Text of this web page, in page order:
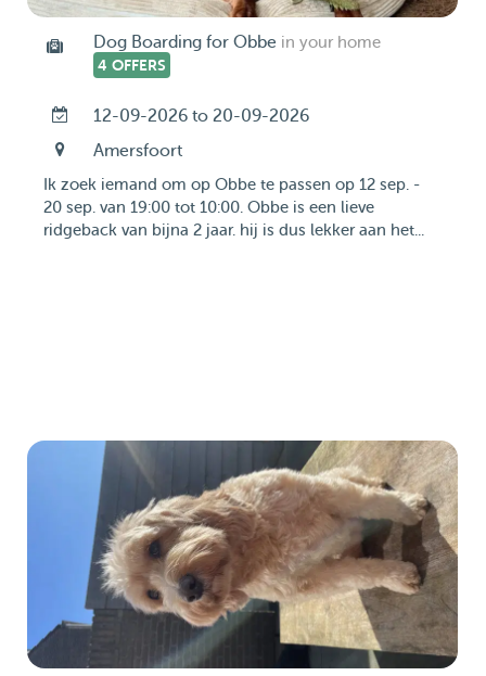
Dog Boarding for Obbe in your home
4 OFFERS
12-09-2026 to 20-09-2026
Amersfoort
Ik zoek iemand om op Obbe te passen op 12 sep. -
20 sep. van 19:00 tot 10:00. Obbe is een lieve
ridgeback van bijna 2 jaar. hij is dus lekker aan het...